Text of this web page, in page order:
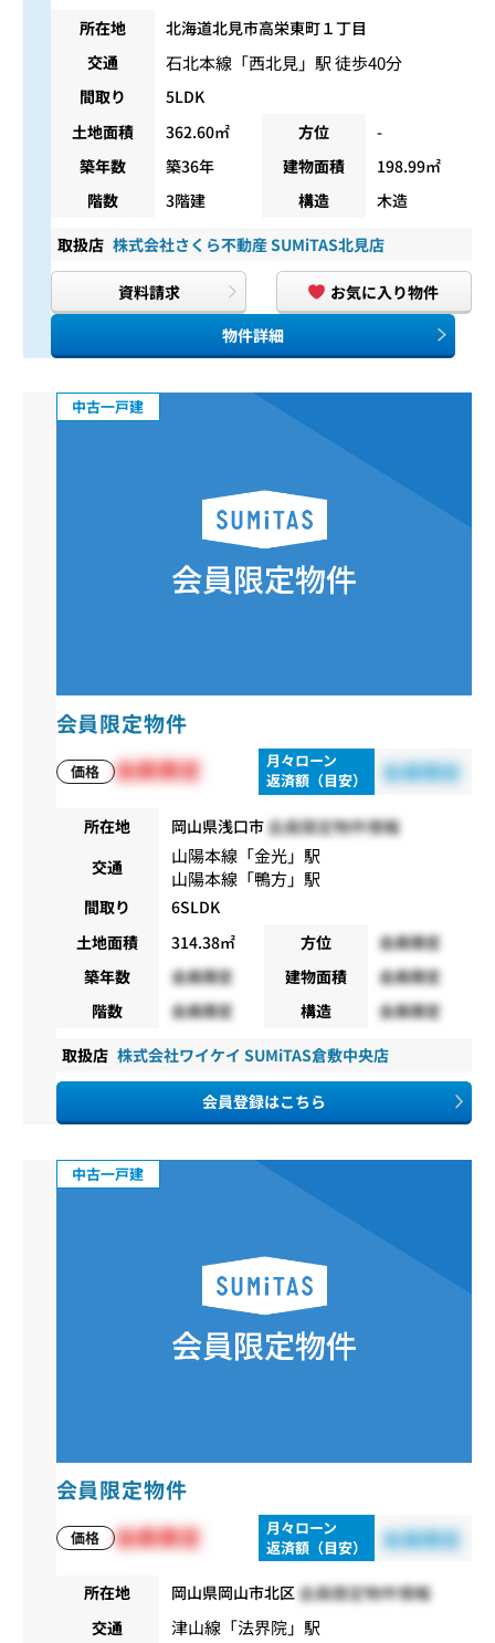
所在地
北海道北見市高栄東町１丁目
交通
石北本線 「西北見」駅 徒歩40分
間取り
5LDK
土地面積
362.60㎡ 方位
-
築年数
築36年 建物面積
198.99㎡
階数
3階建 構造 木造
取扱店 株式会社さくら不動産 SUMiTAS北見店
資料請求
お気に入り物件
物件詳細
中古一戸建
会員限定物件
価格 会員限定
月々ローン
返済額（目安）
会員限定
所在地 岡山県浅口市会員限定物件情報
交通 山陽本線 「金光」駅
山陽本線 「鴨方」駅
間取り
6SLDK
土地面積
314.38㎡ 方位
会員限定
築年数
会員限定 建物面積
会員限定
階数
会員限定 構造 会員限定
取扱店 株式会社ワイケイ SUMiTAS倉敷中央店
会員登録はこちら
中古一戸建
会員限定物件
価格 会員限定
月々ローン
返済額（目安）
会員限定
所在地 岡山県岡山市北区会員限定物件情報
交通 津山線 「法界院」駅